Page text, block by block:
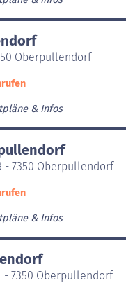
Oberpullendorf
& Infos
- 7350 Oberpullendorf
& Infos
- 7350 Oberpullendorf